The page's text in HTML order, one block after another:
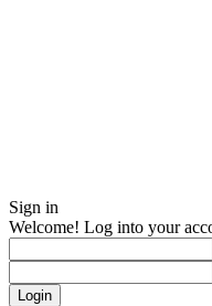
Sign in
Welcome! Log into your